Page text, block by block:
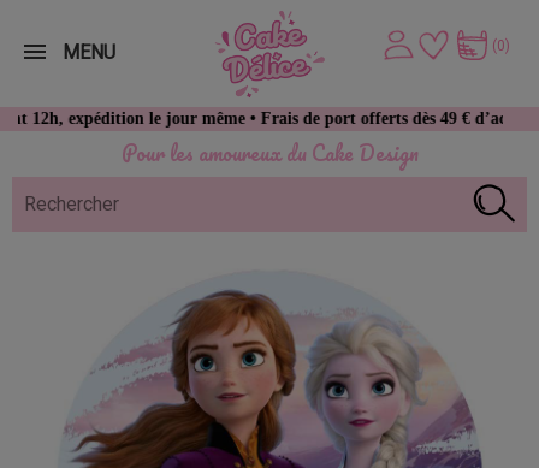
Pour les amoureux du Cake Design
le jour même • Frais de port offerts dès 49 € d’achat
(0)
MENU